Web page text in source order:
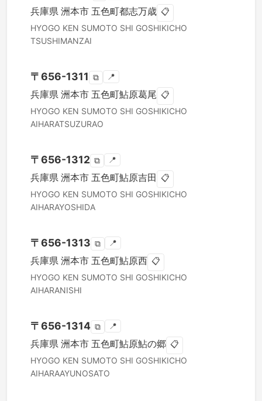
兵庫県 洲本市 五色町都志万歳 📋
HYOGO KEN SUMOTO SHI GOSHIKICHO
TSUSHIMANZAI
〒656-1311 ⧉ 📍
兵庫県 洲本市 五色町鮎原葛尾 📋
HYOGO KEN SUMOTO SHI GOSHIKICHO
AIHARATSUZURAO
〒656-1312 ⧉ 📍
兵庫県 洲本市 五色町鮎原吉田 📋
HYOGO KEN SUMOTO SHI GOSHIKICHO
AIHARAYOSHIDA
〒656-1313 ⧉ 📍
兵庫県 洲本市 五色町鮎原西 📋
HYOGO KEN SUMOTO SHI GOSHIKICHO
AIHARANISHI
〒656-1314 ⧉ 📍
兵庫県 洲本市 五色町鮎原鮎の郷 📋
HYOGO KEN SUMOTO SHI GOSHIKICHO
AIHARAAYUNOSATO